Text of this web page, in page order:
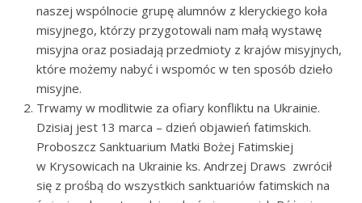
naszej wspólnocie grupę alumnów z kleryckiego koła
misyjnego, którzy przygotowali nam małą wystawę
misyjna oraz posiadają przedmioty z krajów misyjnych,
które możemy nabyć i wspomóc w ten sposób dzieło
misyjne.
Trwamy w modlitwie za ofiary konfliktu na Ukrainie.
Dzisiaj jest 13 marca – dzień objawień fatimskich.
Proboszcz Sanktuarium Matki Bożej Fatimskiej
w Krysowicach na Ukrainie ks. Andrzej Draws zwrócił
się z prośbą do wszystkich sanktuariów fatimskich na